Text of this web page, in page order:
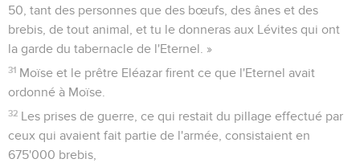
Trois tribus s'installent à l'est du Jourdain
1 Les Rubénites et les Gadites avaient une quantité
considérable de troupeaux, et ils virent que le pays de
Jaezer et le pays de Galaad étaient un endroit approprié
pour des troupeaux.
2 Alors les Gadites et les Rubénites vinrent trouver Moïse, le
prêtre Eléazar et les princes de l'assemblée, et ils leur